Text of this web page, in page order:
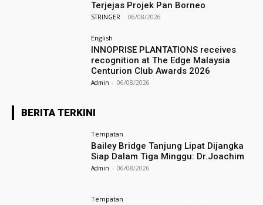
Terjejas Projek Pan Borneo
STRINGER - 06/08/2026
English
INNOPRISE PLANTATIONS receives
recognition at The Edge Malaysia
Centurion Club Awards 2026
Admin - 06/08/2026
BERITA TERKINI
Tempatan
Bailey Bridge Tanjung Lipat Dijangka
Siap Dalam Tiga Minggu: Dr.Joachim
Admin - 06/08/2026
Tempatan